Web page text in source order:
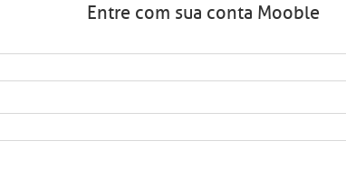
Entre com sua conta Mooble